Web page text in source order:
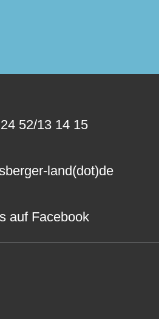
52/13 14 15
land(dot)de
auf Facebook